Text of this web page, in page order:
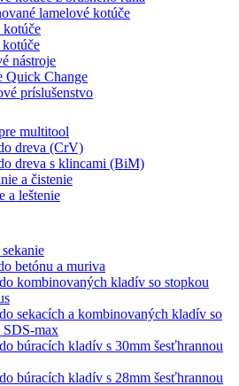
lamelové kotúče
kotúče
nástroje
Quick Change
príslušenstvo
multitool
dreva (CrV)
dreva s klincami (BiM)
a čistenie
a leštenie
betónu a muriva
kombinovaných kladív so stopkou
sekacích a kombinovaných kladív so
SDS-max
búracích kladív s 30mm šesťhrannou
búracích kladív s 28mm šesťhrannou